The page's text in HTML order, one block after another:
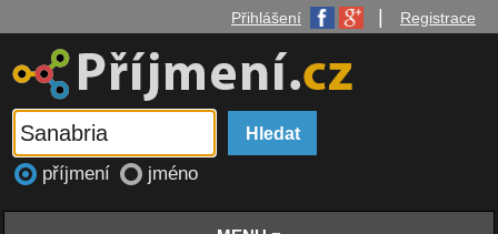
Přihlášení Registrace
příjmení jméno